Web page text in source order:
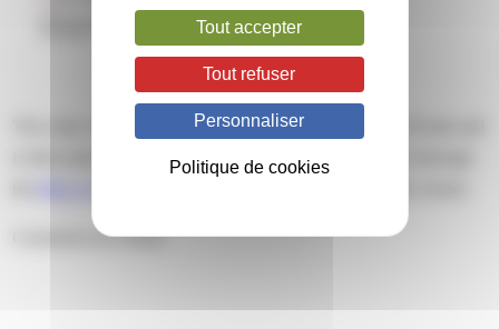
This entry was posted on mardi, juin 15th, 2021 at 15 h 56 min and
is filed under . You can follow any responses to this entry through
Comments are closed.
Tout accepter
Tout refuser
Personnaliser
Politique de cookies